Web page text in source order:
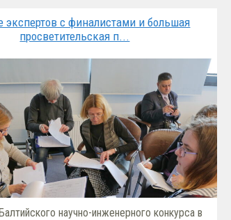
экспертов с финалистами и большая
просветительская п...
научно-инженерного конкурса в